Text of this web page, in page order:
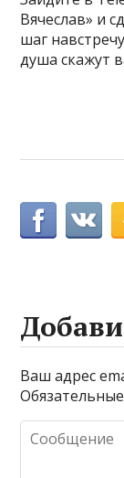
Вячеслав» и
шаг
душа скажут
Ваш адрес